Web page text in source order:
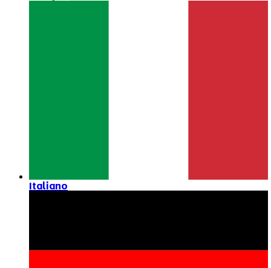
Italiano